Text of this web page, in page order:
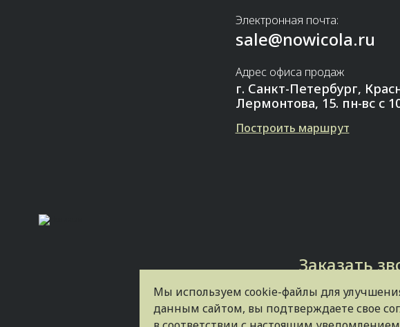
Электронная почта:
sale@nowicola.ru
Адрес офиса продаж
г. Санкт-Петербург,
Лермонтова, 15. пн-вс с
Построить маршрут
Мы используем cookie-файлы для
данным сайтом, вы подтверждаете свое